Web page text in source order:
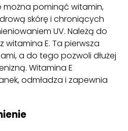
można pominąć witamin,
skórę i chroniących
UV. Należą do
E. Ta pierwsza
a do tego pozwoli dłużej
Witamina E
odmładza i zapewnia